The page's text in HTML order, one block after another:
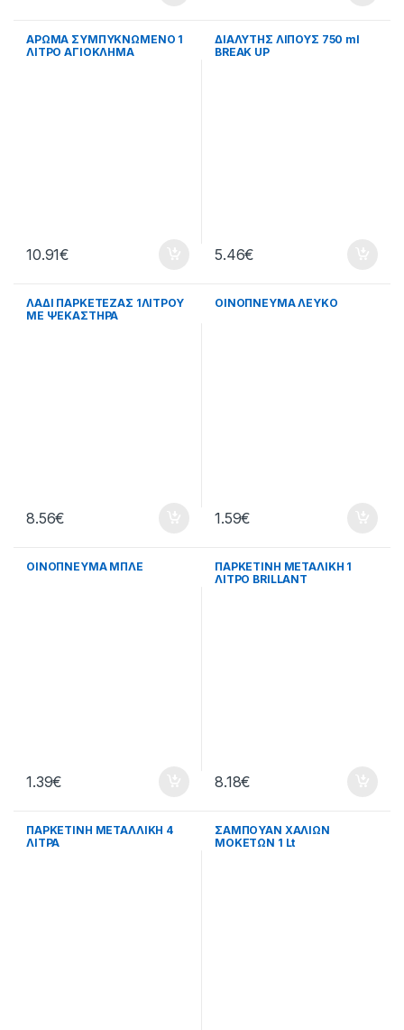
ΑΡΩΜΑ ΣΥΜΠΥΚΝΩΜΕΝΟ 1
ΛΙΤΡΟ ΑΓΙΟΚΛΗΜΑ
10.91€
ΔΙΑΛΥΤΗΣ ΛΙΠΟΥΣ 750 ml
BREAK UP
5.46€
ΛΑΔΙ ΠΑΡΚΕΤΕΖΑΣ 1ΛΙΤΡΟΥ
ΜΕ ΨΕΚΑΣΤΗΡΑ
8.56€
ΟΙΝΟΠΝΕΥΜΑ ΛΕΥΚΟ
1.59€
ΟΙΝΟΠΝΕΥΜΑ ΜΠΛΕ
1.39€
ΠΑΡΚΕΤΙΝΗ ΜΕΤΑΛΙΚΗ 1
ΛΙΤΡΟ BRILLANT
8.18€
ΠΑΡΚΕΤΙΝΗ ΜΕΤΑΛΛΙΚΗ 4
ΛΙΤΡΑ
ΣΑΜΠOΥΑΝ ΧΑΛΙΩΝ
ΜΟΚΕΤΩΝ 1 Lt